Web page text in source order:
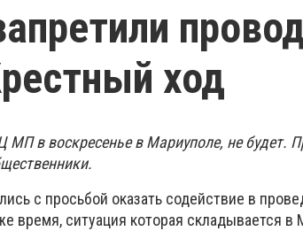
ход
МП в воскресенье в Мариуполе, не будет.
с просьбой оказать содействие в
время, ситуация которая складывается в